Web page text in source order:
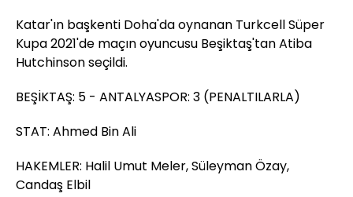
Katar'ın başkenti Doha'da oynanan Turkcell Süper
Kupa 2021'de maçın oyuncusu Beşiktaş'tan Atiba
Hutchinson seçildi.
BEŞİKTAŞ: 5 - ANTALYASPOR: 3 (PENALTILARLA)
STAT: Ahmed Bin Ali
HAKEMLER: Halil Umut Meler, Süleyman Özay,
Candaş Elbil